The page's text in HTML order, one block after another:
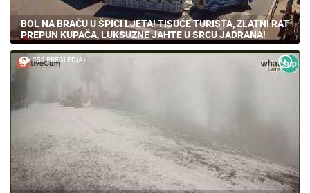
BOL NA BRAČU U ŠPICI LJETA! TISUĆE TURISTA, ZLATNI RAT
PREPUN KUPAČA, LUKSUZNE JAHTE U SRCU JADRANA!
252 PREGLED(A)